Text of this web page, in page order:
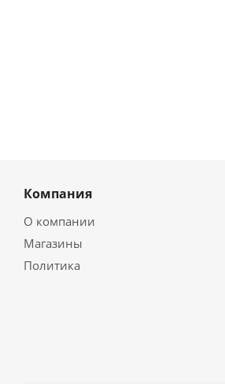
Компания
О компании
Магазины
Политика